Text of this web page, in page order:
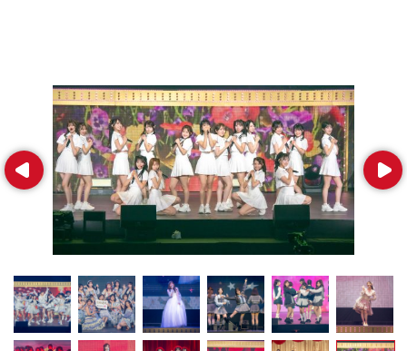
Prev Next